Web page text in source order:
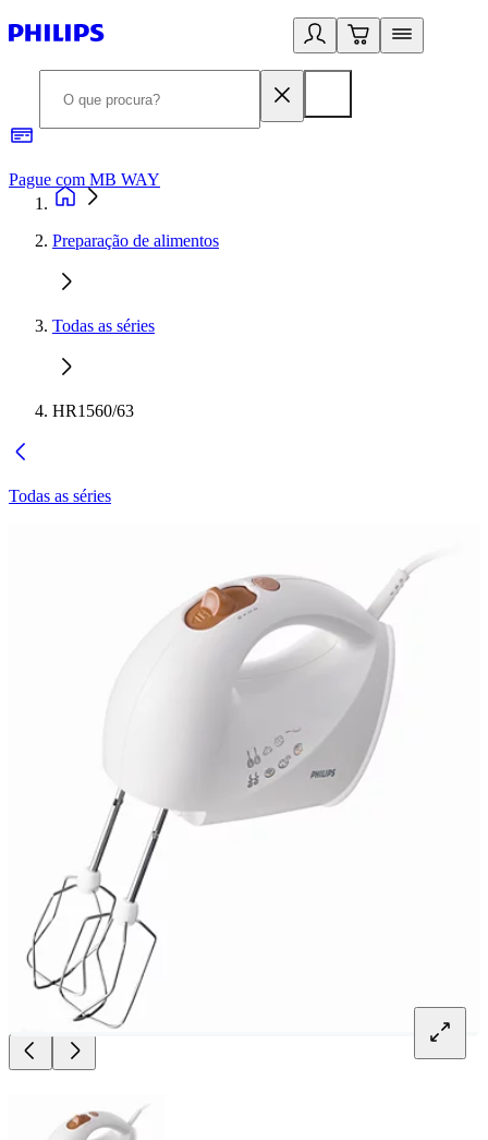
Pague com MB WAY
Preparação de alimentos
Todas as séries
HR1560/63
Todas as séries